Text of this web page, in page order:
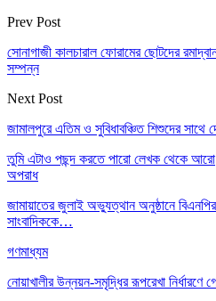
Prev Post
সোনাগাজী কালচারাল ফোরামের ছোটদের
সম্পন্ন
Next Post
জামালপুরে এতিম ও সুবিধাবঞ্চিত শিশুদের
তুমি এটাও পছন্দ করতে পারো লেখক থেকে আরো
অপরাধ
জামায়াতের জুলাই অভ্যুত্থান অনুষ্ঠানে
সাংবাদিককে…
গণমাধ্যম
নোয়াখালীর উন্নয়ন-সমৃদ্ধির রূপরেখা নির্ধারণে